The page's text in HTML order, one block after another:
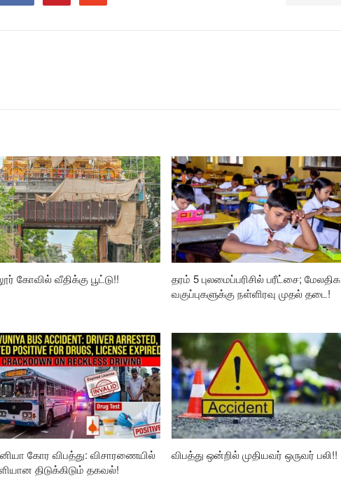
கோவில் வீதிக்கு பூட்டு!!
தரம் 5 புலமைப்பரிசில் பரீட்சை; மேலதிக
வகுப்புகளுக்கு நள்ளிரவு முதல் தடை!
கோர விபத்து: விசாரணையில்
திடுக்கிடும் தகவல்!
விபத்து ஒன்றில் முதியவர் ஒருவர் பலி!!